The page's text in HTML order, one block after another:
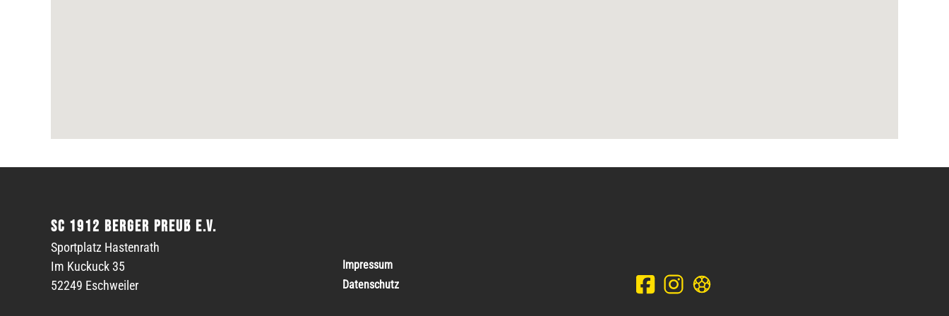
SC 1912 Berger Preuß e.V.
Sportplatz Hastenrath
Im Kuckuck 35
52249 Eschweiler
Impressum
Datenschutz